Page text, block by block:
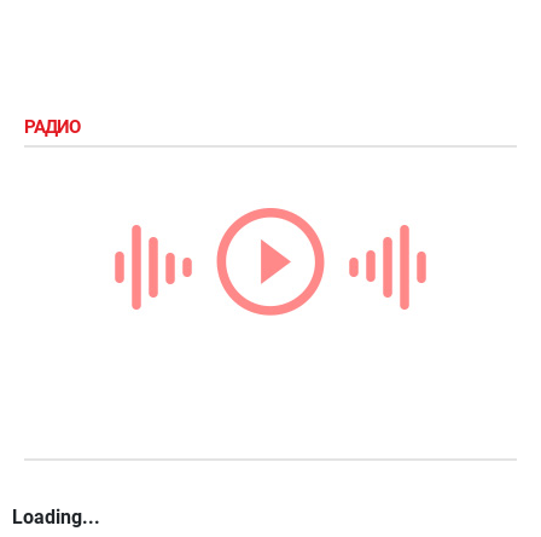
РАДИО
Loading...